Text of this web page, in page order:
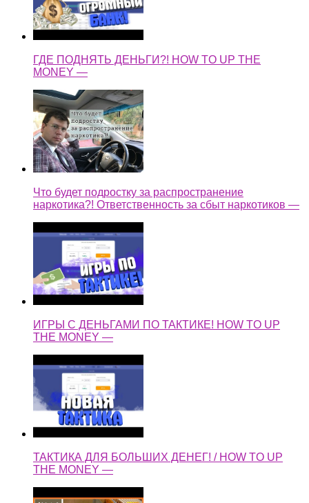
ГДЕ ПОДНЯТЬ ДЕНЬГИ?! HOW TO UP THE
MONEY —
Что будет подростку за распространение
наркотика?! Ответственность за сбыт наркотиков —
ИГРЫ С ДЕНЬГАМИ ПО ТАКТИКЕ! HOW TO UP
THE MONEY —
ТАКТИКА ДЛЯ БОЛЬШИХ ДЕНЕГ! / HOW TO UP
THE MONEY —